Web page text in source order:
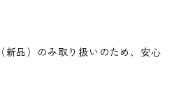
新品）のみ取り扱いのため、安心